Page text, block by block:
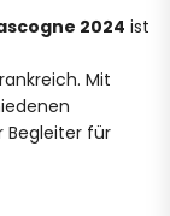
2024 ist
Mit
Begleiter für